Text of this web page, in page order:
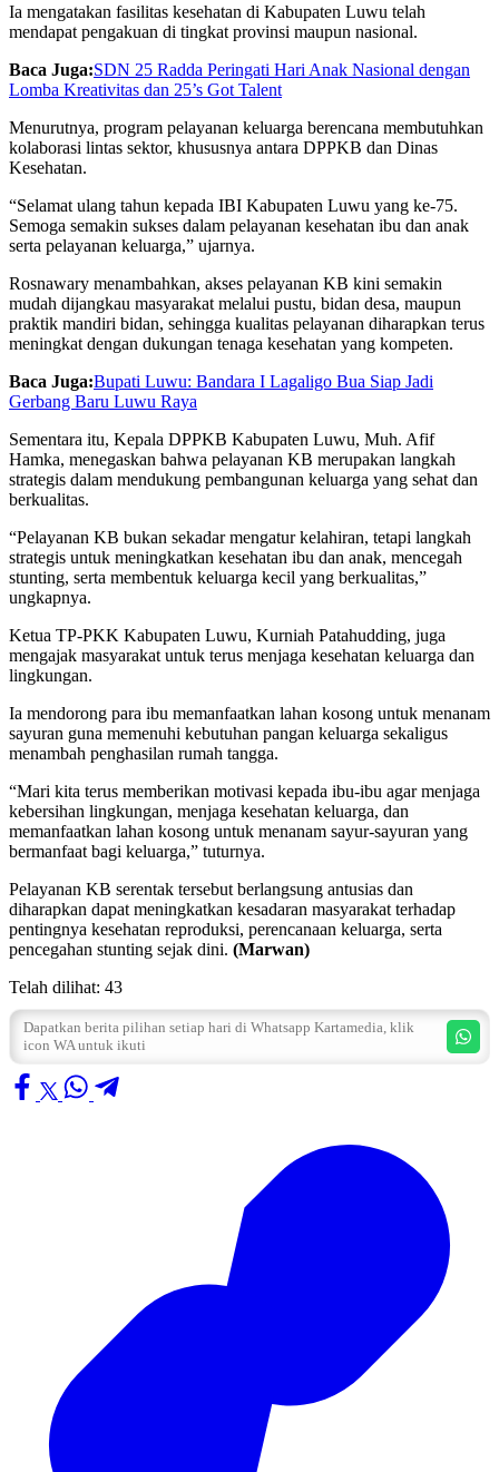
Ia mengatakan fasilitas kesehatan di Kabupaten Luwu telah
mendapat pengakuan di tingkat provinsi maupun nasional.
Baca Juga:SDN 25 Radda Peringati Hari Anak Nasional dengan
Lomba Kreativitas dan 25’s Got Talent
Menurutnya, program pelayanan keluarga berencana membutuhkan
kolaborasi lintas sektor, khususnya antara DPPKB dan Dinas
Kesehatan.
“Selamat ulang tahun kepada IBI Kabupaten Luwu yang ke-75.
Semoga semakin sukses dalam pelayanan kesehatan ibu dan anak
serta pelayanan keluarga,” ujarnya.
Rosnawary menambahkan, akses pelayanan KB kini semakin
mudah dijangkau masyarakat melalui pustu, bidan desa, maupun
praktik mandiri bidan, sehingga kualitas pelayanan diharapkan terus
meningkat dengan dukungan tenaga kesehatan yang kompeten.
Baca Juga:Bupati Luwu: Bandara I Lagaligo Bua Siap Jadi
Gerbang Baru Luwu Raya
Sementara itu, Kepala DPPKB Kabupaten Luwu, Muh. Afif
Hamka, menegaskan bahwa pelayanan KB merupakan langkah
strategis dalam mendukung pembangunan keluarga yang sehat dan
berkualitas.
“Pelayanan KB bukan sekadar mengatur kelahiran, tetapi langkah
strategis untuk meningkatkan kesehatan ibu dan anak, mencegah
stunting, serta membentuk keluarga kecil yang berkualitas,”
ungkapnya.
Ketua TP-PKK Kabupaten Luwu, Kurniah Patahudding, juga
mengajak masyarakat untuk terus menjaga kesehatan keluarga dan
lingkungan.
Ia mendorong para ibu memanfaatkan lahan kosong untuk menanam
sayuran guna memenuhi kebutuhan pangan keluarga sekaligus
menambah penghasilan rumah tangga.
“Mari kita terus memberikan motivasi kepada ibu-ibu agar menjaga
kebersihan lingkungan, menjaga kesehatan keluarga, dan
memanfaatkan lahan kosong untuk menanam sayur-sayuran yang
bermanfaat bagi keluarga,” tuturnya.
Pelayanan KB serentak tersebut berlangsung antusias dan
diharapkan dapat meningkatkan kesadaran masyarakat terhadap
pentingnya kesehatan reproduksi, perencanaan keluarga, serta
pencegahan stunting sejak dini. (Marwan)
Telah dilihat: 43
Dapatkan berita pilihan setiap hari di Whatsapp Kartamedia, klik
icon WA untuk ikuti